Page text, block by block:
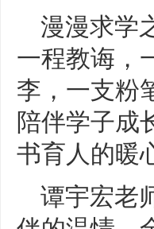
漫漫求学
一程教诲，
李，一支粉
陪伴学子成
书育人的暖
谭宇宏老